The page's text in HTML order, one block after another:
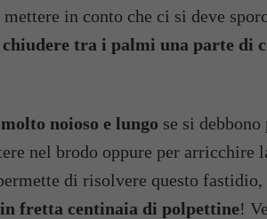
in conto che ci si deve
tra i palmi una parte di
noioso e lungo se si
nel brodo oppure per arricchire
di risolvere questo fastidio,
fretta centinaia di polpettine!